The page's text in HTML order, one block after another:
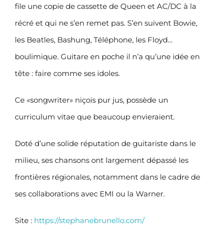
file une copie de cassette de Queen et AC/DC à la
récré et qui ne s’en remet pas. S’en suivent Bowie,
les Beatles, Bashung, Téléphone, les Floyd…
boulimique. Guitare en poche il n’a qu’une idée en
tête : faire comme ses idoles.
Ce «songwriter» niçois pur jus, possède un
curriculum vitae que beaucoup envieraient.
Doté d’une solide réputation de guitariste dans le
milieu, ses chansons ont largement dépassé les
frontières régionales, notamment dans le cadre de
ses collaborations avec EMI ou la Warner.
Site : https://stephanebrunello.com/